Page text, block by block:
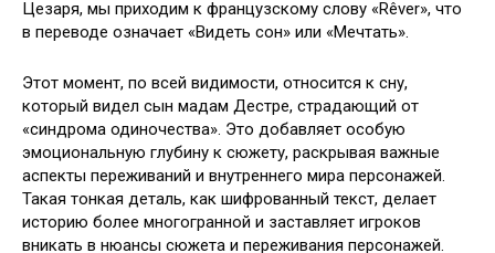
Цезаря, мы приходим к французскому слову «Rêver», что
в переводе означает «Видеть сон» или «Мечтать».
Этот момент, по всей видимости, относится к сну,
который видел сын мадам Дестре, страдающий от
«синдрома одиночества». Это добавляет особую
эмоциональную глубину к сюжету, раскрывая важные
аспекты переживаний и внутреннего мира персонажей.
Такая тонкая деталь, как шифрованный текст, делает
историю более многогранной и заставляет игроков
вникать в нюансы сюжета и переживания персонажей.